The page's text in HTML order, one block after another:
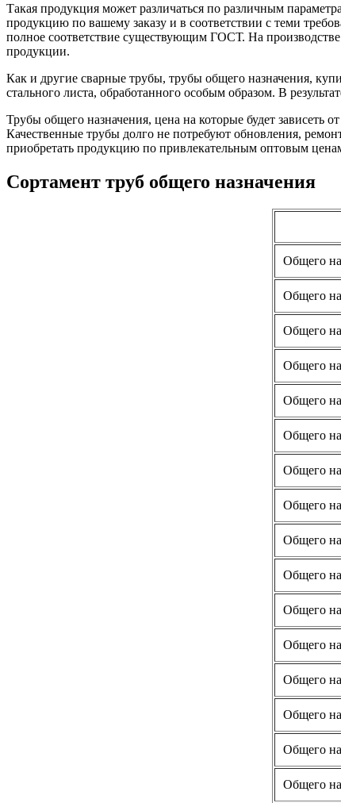
Такая продукция может различаться по различным
продукцию по вашему заказу и в соответствии с теми
полное соответствие существующим ГОСТ. На
продукции.
Как и другие сварные трубы, трубы общего назначения,
стального листа, обработанного особым образом. В
Трубы общего назначения, цена на которые будет зависеть
Качественные трубы долго не потребуют обновления,
приобретать продукцию по привлекательным оптовым
Сортамент труб общего назначения
Общего
Общего
Общего
Общего
Общего
Общего
Общего
Общего
Общего
Общего
Общего
Общего
Общего
Общего
Общего
Общего